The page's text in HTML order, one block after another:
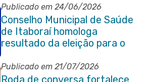
Itaboraí
Publicado em 24/06/2026
Conselho Municipal de Saúde
de Itaboraí homologa
resultado da eleição para o
quadriênio 2026–2030
Publicado em 21/07/2026
Roda de conversa fortalece